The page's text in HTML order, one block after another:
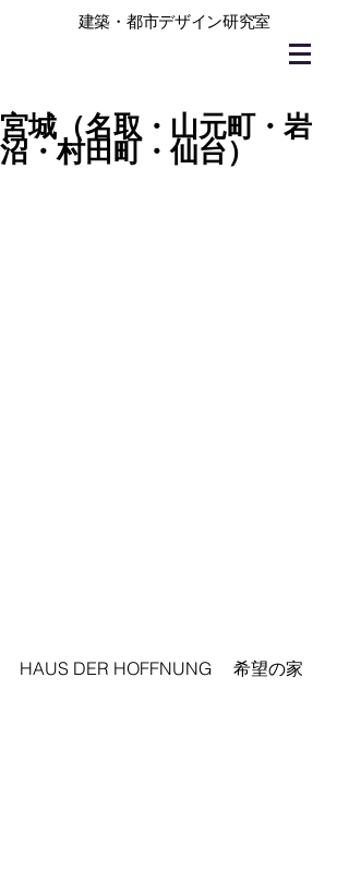
建築・都市デザイン研究室
宮城（名取・山元町・岩
沼・村田町・仙台）
HAUS DER HOFFNUNG 　希望の家